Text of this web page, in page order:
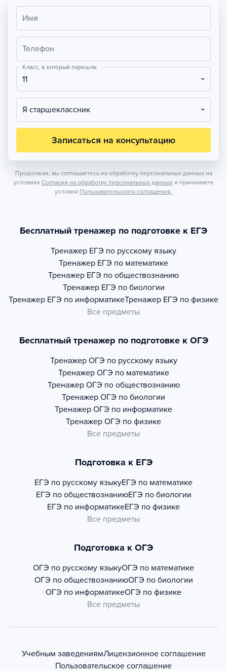
Имя
Телефон
Класс, в который перешли
11
Я старшеклассник
Записаться на консультацию
Продолжая, вы соглашаетесь на обработку персональных данных на
условиях Согласия на обработку персональных данных и принимаете
условия Пользовательского соглашения.
Бесплатный тренажер по подготовке к ЕГЭ
Тренажер ЕГЭ по русскому языку
Тренажер ЕГЭ по математике
Тренажер ЕГЭ по обществознанию
Тренажер ЕГЭ по биологии
Тренажер ЕГЭ по информатикеТренажер ЕГЭ по физике
Все предметы
Бесплатный тренажер по подготовке к ОГЭ
Тренажер ОГЭ по русскому языку
Тренажер ОГЭ по математике
Тренажер ОГЭ по обществознанию
Тренажер ОГЭ по биологии
Тренажер ОГЭ по информатике
Тренажер ОГЭ по физике
Все предметы
Подготовка к ЕГЭ
ЕГЭ по русскому языкуЕГЭ по математике
ЕГЭ по обществознаниюЕГЭ по биологии
ЕГЭ по информатикеЕГЭ по физике
Все предметы
Подготовка к ОГЭ
ОГЭ по русскому языкуОГЭ по математике
ОГЭ по обществознаниюОГЭ по биологии
ОГЭ по информатикеОГЭ по физике
Все предметы
Учебным заведениямЛицензионное соглашение
Пользовательское соглашение